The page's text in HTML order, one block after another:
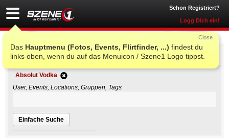
Schon Registriert?
Logg Dich ein!
Das Hauptmenu (Fotos, Events, Flirtfinder, ...) findest du
links oben, wenn du auf das Menuicon / Szene1 Logo tippst.
Close
Einfache Suche
Absolut Vodka
User, Events, Locations, Gruppen, Tags
Einfache Suche